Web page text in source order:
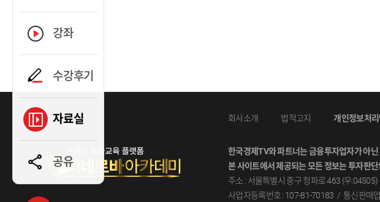
강좌
수강후기
자료실
공유
회사소개 법적고지 개인정보처
한국경제TV와파트너는금융투자업자가아
본사이트에서제공되는모든정보는투자판
주소:서울특별시중구청파로463(우:04505)(
사업자등록번호:107-81-70183
통신판매